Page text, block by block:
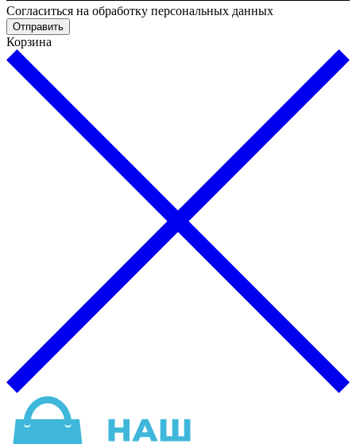
Cогласиться на обработку персональных данных
Отправить
Корзина